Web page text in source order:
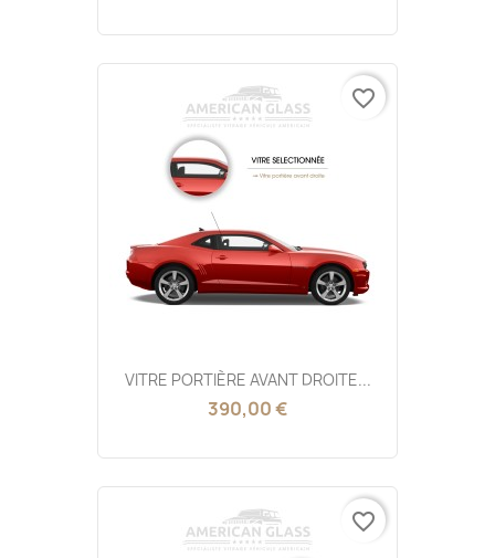
VITRE PORTIÈRE AVANT DROITE...
390,00 €
favorite_border
favorite_border